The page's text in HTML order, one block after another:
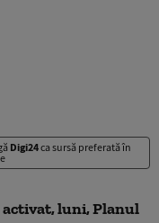
Digi24ca sursă preferată în
luni, Planul